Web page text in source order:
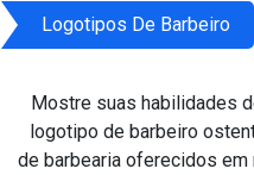
Logotipos De Barbeiro
Mostre suas habilidades
logotipo de barbeiro
de barbearia oferecidos